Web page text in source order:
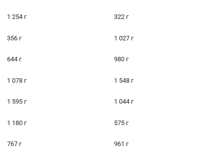
1 254 г 322 г
356 г 1 027 г
644 г 980 г
1 078 г 1 548 г
1 595 г 1 044 г
1 180 г 575 г
767 г 961 г